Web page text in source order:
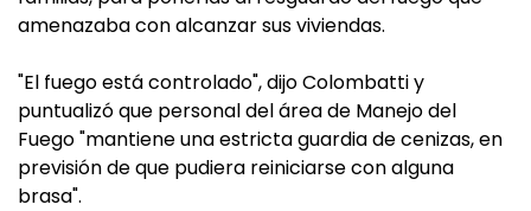
amenazaba con alcanzar sus viviendas.
"El fuego está controlado", dijo Colombatti y
puntualizó que personal del área de Manejo del
Fuego "mantiene una estricta guardia de cenizas, en
previsión de que pudiera reiniciarse con alguna
brasa".